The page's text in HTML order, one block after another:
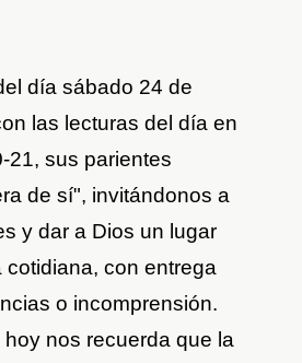
día sábado 24 de
las lecturas del día en
21, sus parientes
de sí", invitándonos a
y dar a Dios un lugar
cotidiana, con entrega
o incomprensión.
nos recuerda que la